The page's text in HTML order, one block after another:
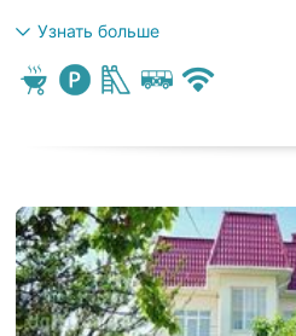
Узнать больше